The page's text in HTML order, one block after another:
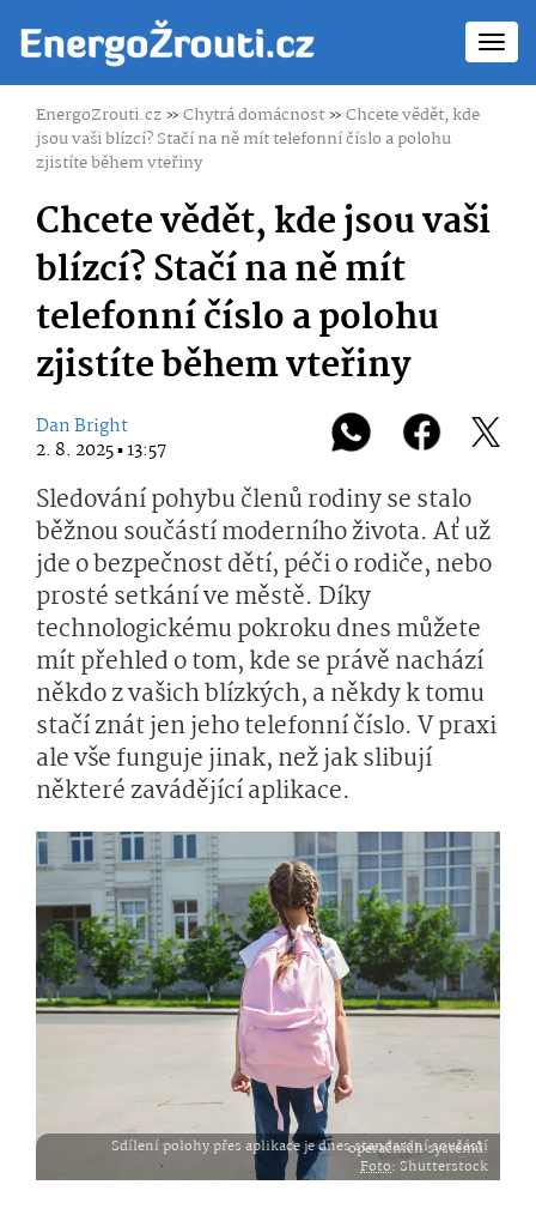
EnergoZrouti.cz»Chytrá domácnost»Chcete vědět, kde
jsou vaši blízcí? Stačí na ně mít telefonní číslo a polohu
zjistíte během vteřiny
Chcete vědět, kde jsou vaši
blízcí? Stačí na ně mít
telefonní číslo a polohu
zjistíte během vteřiny
Dan Bright
2. 8. 2025 ▪ 13:57
Sledování pohybu členů rodiny se stalo
běžnou součástí moderního života. Ať už
jde o bezpečnost dětí, péči o rodiče, nebo
prosté setkání ve městě. Díky
technologickému pokroku dnes můžete
mít přehled o tom, kde se právě nachází
někdo z vašich blízkých, a někdy k tomu
stačí znát jen jeho telefonní číslo. V praxi
ale vše funguje jinak, než jak slibují
některé zavádějící aplikace.
Sdílení polohy přes aplikace je dnes standardní součástí operačních systémů.
Foto: Shutterstock